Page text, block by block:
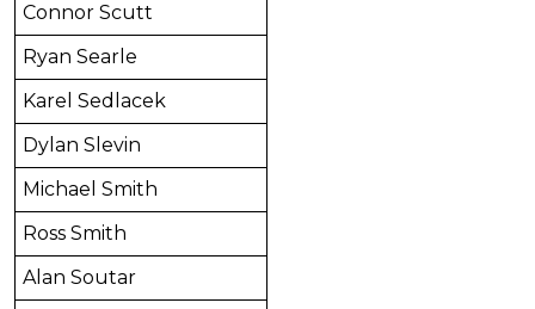
Connor Scutt
Ryan Searle
Karel Sedlacek
Dylan Slevin
Michael Smith
Ross Smith
Alan Soutar